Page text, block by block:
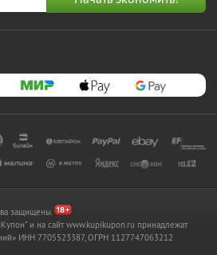
защищены.
и на сайт www.kupikupon.ru принадлежат
ИНН 7705523387, ОГРН 1127747063212